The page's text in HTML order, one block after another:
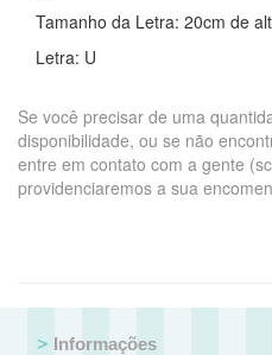
Tamanho da Letra: 20cm de
Letra: U
Se você precisar de uma
disponibilidade, ou se não
entre em contato com a gente
providenciaremos a sua
Informações